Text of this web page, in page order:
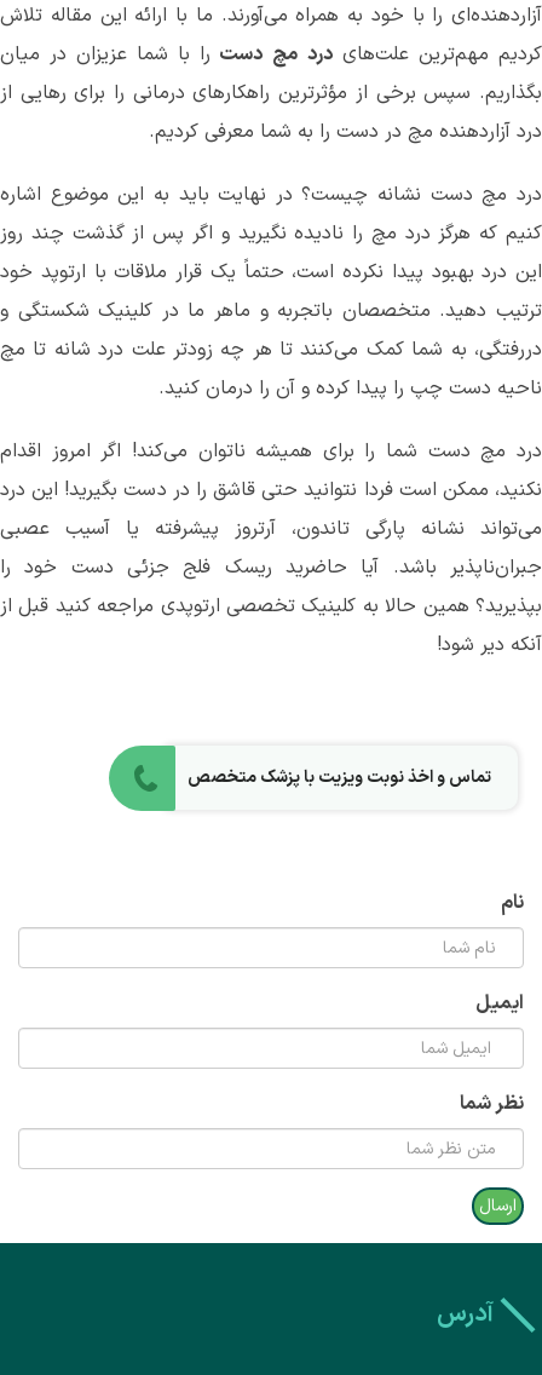
آزاردهنده‌ای را با خود به همراه میآورند. ما با ارائه این مقاله تلاش
کردیم مهمترین علتهای درد مچ دست را با شما عزیزان در میان
بگذاریم. سپس برخی از مؤثرترین راهکارهای درمانی را برای رهایی از
درد آزاردهنده مچ در دست را به شما معرفی کردیم.
درد مچ دست نشانه چیست؟ در نهایت باید به این موضوع اشاره
کنیم که هرگز درد مچ را نادیده نگیرید و اگر پس از گذشت چند روز
این درد بهبود پیدا نکرده است، حتماً یک قرار ملاقات با ارتوپد خود
ترتیب دهید. متخصصان باتجربه و ماهر ما در کلینیک شکستگی و
دررفتگی، به شما کمک میکنند تا هر چه زودتر علت درد شانه تا مچ
ناحیه دست چپ را پیدا کرده و آن را درمان کنید.
درد مچ دست شما را برای همیشه ناتوان می‌کند! اگر امروز اقدام
نکنید، ممکن است فردا نتوانید حتی قاشق را در دست بگیرید! این درد
می‌تواند نشانه پارگی تاندون، آرتروز پیشرفته یا آسیب عصبی
جبران‌ناپذیر باشد. آیا حاضرید ریسک فلج جزئی دست خود را
بپذیرید؟ همین حالا به کلینیک تخصصی ارتوپدی مراجعه کنید قبل از
آنکه دیر شود!
تماس و اخذ نوبت ویزیت با پزشک متخصص
نام
ایمیل
نظر شما
آدرس